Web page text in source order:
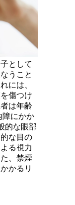
として
うこと
には、
傷つけ
は年齢
障にかか
的な眼部
な目の
る視力
、禁煙
かるリ